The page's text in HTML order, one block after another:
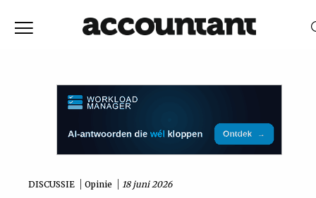
Vaktechniek
DISCUSSIE Opinie 18 juni 2026